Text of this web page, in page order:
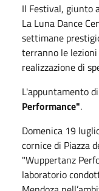
Il Festival, giunto
La Luna Dance
settimane
terranno le
realizzazione di
L'appuntamento
Performance".
Domenica 19
cornice di Piazza
"Wuppertanz
laboratorio